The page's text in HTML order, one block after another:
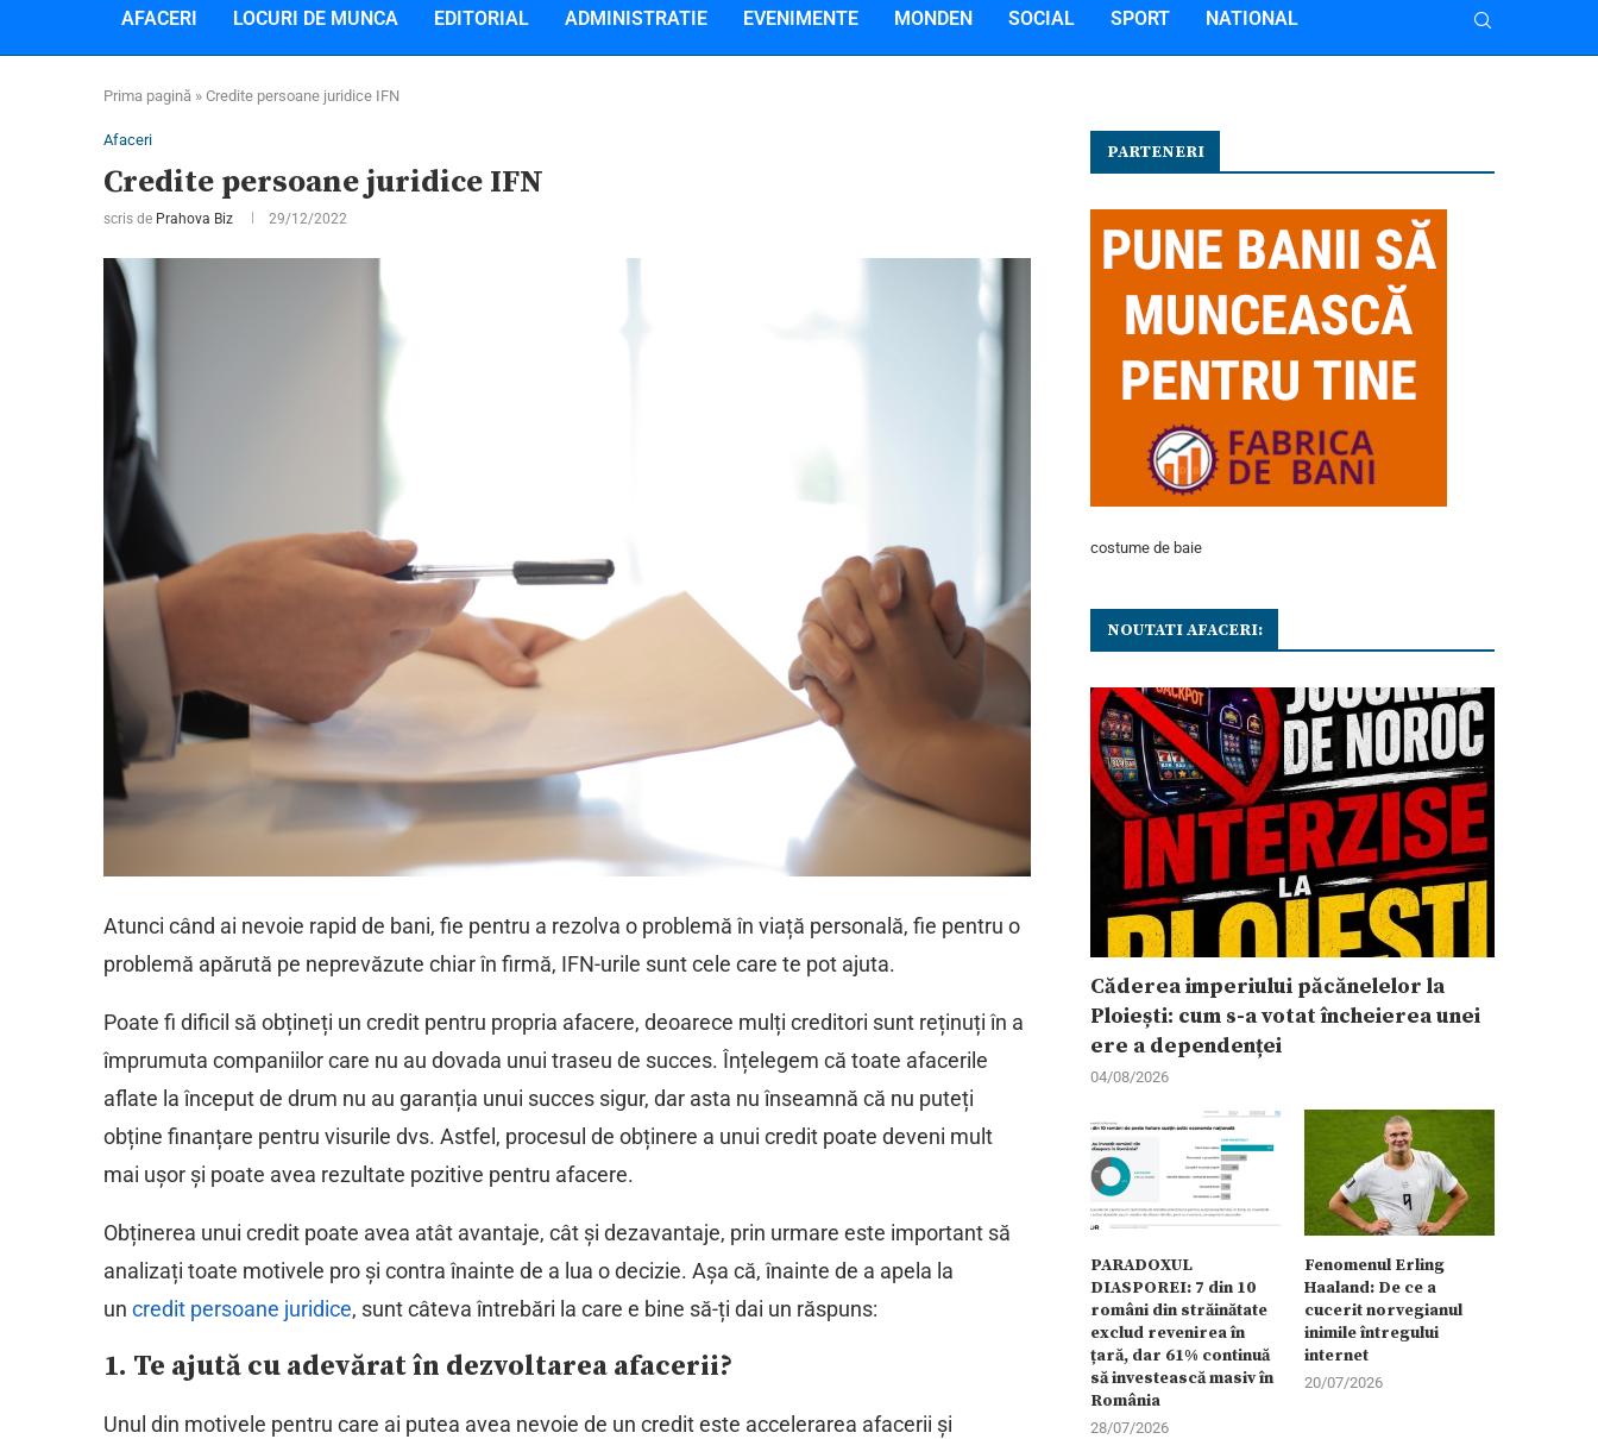
AFACERI LOCURI DE MUNCA EDITORIAL ADMINISTRATIE EVENIMENTE MONDEN SOCIAL SPORT NATIONAL
Prima pagină » Credite persoane juridice IFN
Afaceri
Credite persoane juridice IFN
scris de Prahova Biz 29/12/2022
Atunci când ai nevoie rapid de bani, fie pentru a rezolva o problemă în viață personală, fie pentru o
problemă apărută pe neprevăzute chiar în firmă, IFN-urile sunt cele care te pot ajuta.
Poate fi dificil să obțineți un credit pentru propria afacere, deoarece mulți creditori sunt reținuți în a
împrumuta companiilor care nu au dovada unui traseu de succes. Înțelegem că toate afacerile
aflate la început de drum nu au garanția unui succes sigur, dar asta nu înseamnă că nu puteți
obține finanțare pentru visurile dvs. Astfel, procesul de obținere a unui credit poate deveni mult
mai ușor și poate avea rezultate pozitive pentru afacere.
Obținerea unui credit poate avea atât avantaje, cât și dezavantaje, prin urmare este important să
analizați toate motivele pro și contra înainte de a lua o decizie. Așa că, înainte de a apela la
un credit persoane juridice, sunt câteva întrebări la care e bine să-ți dai un răspuns:
1. Te ajută cu adevărat în dezvoltarea afacerii?
Unul din motivele pentru care ai putea avea nevoie de un credit este accelerarea afacerii și
PARTENERI
costume de baie
NOUTATI AFACERI:
Căderea imperiului păcănelelor la
Ploiești: cum s-a votat încheierea unei
ere a dependenței
04/08/2026
PARADOXUL
DIASPOREI: 7 din 10
români din străinătate
exclud revenirea în
țară, dar 61% continuă
să investească masiv în
România
28/07/2026
Fenomenul Erling
Haaland: De ce a
cucerit norvegianul
inimile întregului
internet
20/07/2026